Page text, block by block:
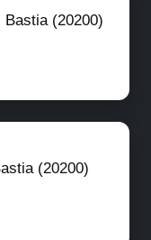
(20200)
(20200)